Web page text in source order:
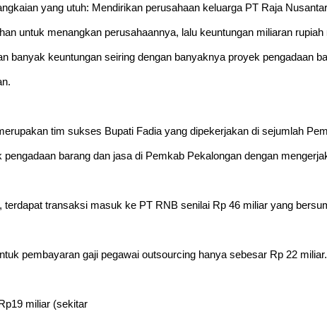
yang utuh: Mendirikan perusahaan keluarga PT Raja
untuk menangkan perusahaannya, lalu keuntungan miliaran
banyak keuntungan seiring dengan banyaknya proyek pengadaan
tim sukses Bupati Fadia yang dipekerjakan di sejumlah
barang dan jasa di Pemkab Pekalongan dengan
terdapat transaksi masuk ke PT RNB senilai Rp 46 miliar yang
pembayaran gaji pegawai outsourcing hanya sebesar Rp 22 miliar.
miliar (sekitar